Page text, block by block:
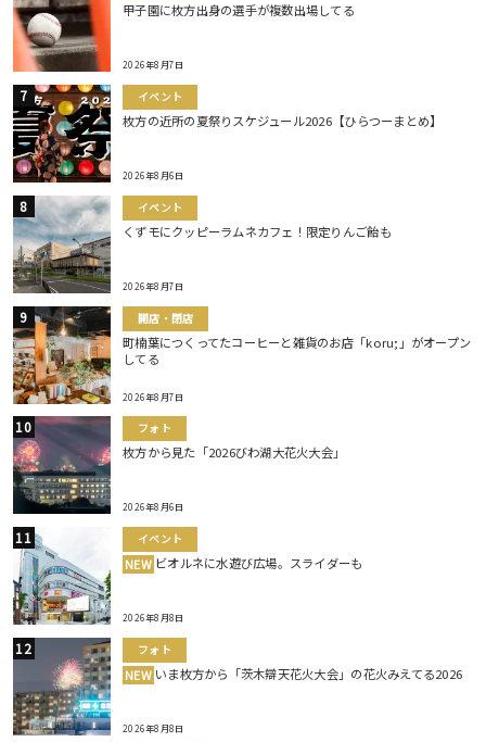
甲子園に枚方出身の選手が複数出場してる
2026年8月7日
イベント
枚方の近所の夏祭りスケジュール2026【ひらつーまとめ】
2026年8月6日
イベント
くずモにクッピーラムネカフェ！限定りんご飴も
2026年8月7日
開店・閉店
町楠葉につくってたコーヒーと雑貨のお店「koru;」がオープン
してる
2026年8月7日
フォト
枚方から見た「2026びわ湖大花火大会」
2026年8月6日
イベント
NEW ビオルネに水遊び広場。スライダーも
2026年8月8日
フォト
NEW いま枚方から「茨木辯天花火大会」の花火みえてる2026
2026年8月8日